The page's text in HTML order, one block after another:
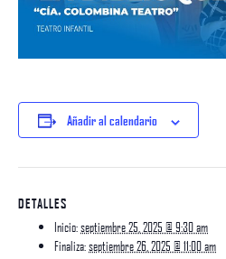
Añadir al calendario
DETALLES
Inicio:septiembre 25, 2025 @ 9:30 am
Finaliza:septiembre 26, 2025 @ 11:00 am